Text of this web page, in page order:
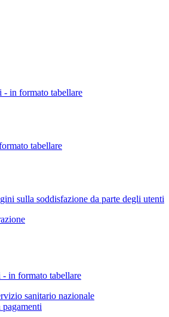
- in formato tabellare
tabellare
sulla soddisfazione da parte degli utenti
in formato tabellare
sanitario nazionale